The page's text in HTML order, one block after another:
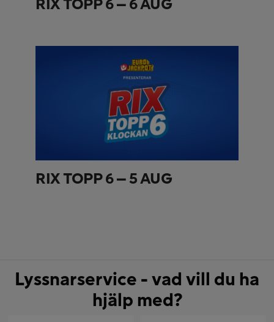
RIX TOPP 6 – 6 AUG
RIX TOPP 6 – 5 AUG
Lyssnarservice - vad vill du ha
hjälp med?